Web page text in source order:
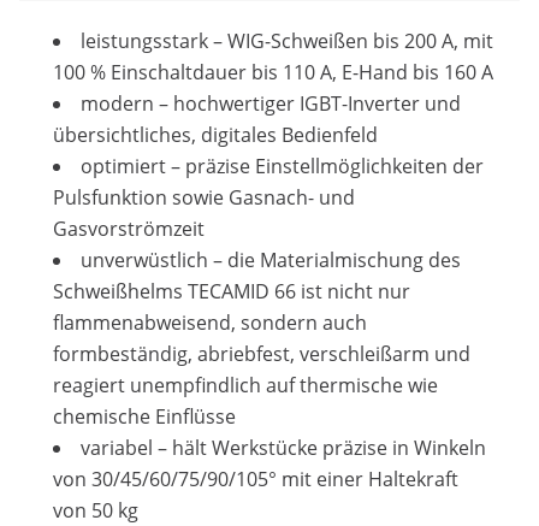
leistungsstark – WIG-Schweißen bis 200 A, mit
100 % Einschaltdauer bis 110 A, E-Hand bis 160 A
modern – hochwertiger IGBT-Inverter und
übersichtliches, digitales Bedienfeld
optimiert – präzise Einstellmöglichkeiten der
Pulsfunktion sowie Gasnach- und
Gasvorströmzeit
unverwüstlich – die Materialmischung des
Schweißhelms TECAMID 66 ist nicht nur
flammenabweisend, sondern auch
formbeständig, abriebfest, verschleißarm und
reagiert unempfindlich auf thermische wie
chemische Einflüsse
variabel – hält Werkstücke präzise in Winkeln
von 30/45/60/75/90/105° mit einer Haltekraft
von 50 kg